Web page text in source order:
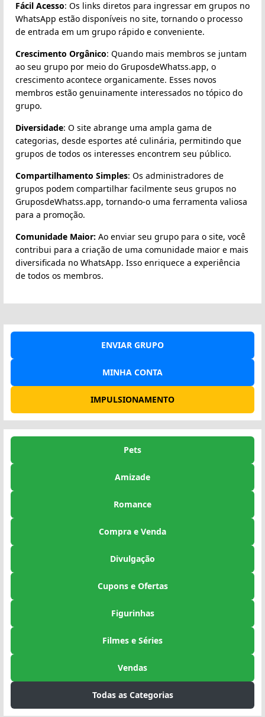
Fácil Acesso: Os links diretos para ingressar em grupos no
WhatsApp estão disponíveis no site, tornando o processo
de entrada em um grupo rápido e conveniente.
Crescimento Orgânico: Quando mais membros se juntam
ao seu grupo por meio do GruposdeWhatss.app, o
crescimento acontece organicamente. Esses novos
membros estão genuinamente interessados no tópico do
grupo.
Diversidade: O site abrange uma ampla gama de
categorias, desde esportes até culinária, permitindo que
grupos de todos os interesses encontrem seu público.
Compartilhamento Simples: Os administradores de
grupos podem compartilhar facilmente seus grupos no
GruposdeWhatss.app, tornando-o uma ferramenta valiosa
para a promoção.
Comunidade Maior: Ao enviar seu grupo para o site, você
contribui para a criação de uma comunidade maior e mais
diversificada no WhatsApp. Isso enriquece a experiência
de todos os membros.
ENVIAR GRUPO
MINHA CONTA
IMPULSIONAMENTO
Pets
Amizade
Romance
Compra e Venda
Divulgação
Cupons e Ofertas
Figurinhas
Filmes e Séries
Vendas
Todas as Categorias